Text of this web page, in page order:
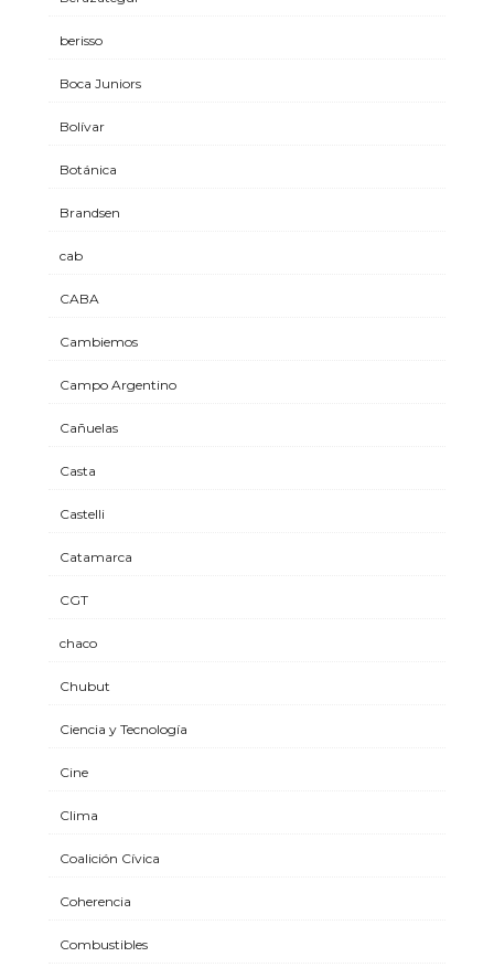
berisso
Boca Juniors
Bolívar
Botánica
Brandsen
cab
CABA
Cambiemos
Campo Argentino
Cañuelas
Casta
Castelli
Catamarca
CGT
chaco
Chubut
Ciencia y Tecnología
Cine
Clima
Coalición Cívica
Coherencia
Combustibles